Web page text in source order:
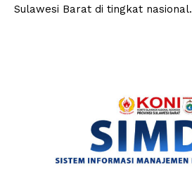
Sulawesi Barat di tingkat nasional.